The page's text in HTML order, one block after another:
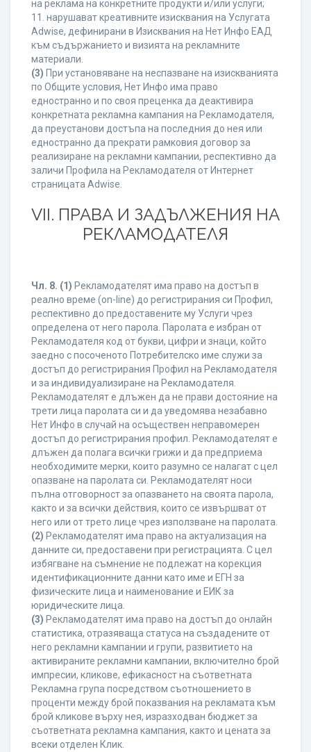
на реклама на конкретните продукти и/или услуги;
11. нарушават креативните изисквания на Услугата
Adwise, дефинирани в Изисквания на Нет Инфо ЕАД
към съдържанието и визията на рекламните
материали.
(3) При установяване на неспазване на изискванията
по Общите условия, Нет Инфо има право
едностранно и по своя преценка да деактивира
конкретната рекламна кампания на Рекламодателя,
да преустанови достъпа на последния до нея или
едностранно да прекрати рамковия договор за
реализиране на рекламни кампании, респективно да
заличи Профила на Рекламодателя от Интернет
страницата Adwise.
VII. ПРАВА И ЗАДЪЛЖЕНИЯ НА
РЕКЛАМОДАТЕЛЯ
Чл. 8. (1) Рекламодателят има право на достъп в
реално време (on-line) до регистрирания си Профил,
респективно до предоставените му Услуги чрез
определена от него парола. Паролата е избран от
Рекламодателя код от букви, цифри и знаци, който
заедно с посоченото Потребителско име служи за
достъп до регистрирания Профил на Рекламодателя
и за индивидуализиране на Рекламодателя.
Рекламодателят е длъжен да не прави достояние на
трети лица паролата си и да уведомява незабавно
Нет Инфо в случай на осъществен неправомерен
достъп до регистрирания профил. Рекламодателят е
длъжен да полага всички грижи и да предприема
необходимите мерки, които разумно се налагат с цел
опазване на паролата си. Рекламодателят носи
пълна отговорност за опазването на своята парола,
както и за всички действия, които се извършват от
него или от трето лице чрез използване на паролата.
(2) Рекламодателят има право на актуализация на
данните си, предоставени при регистрацията. С цел
избягване на съмнение не подлежат на корекция
идентификационните данни като име и ЕГН за
физическите лица и наименование и ЕИК за
юридическите лица.
(3) Рекламодателят има право на достъп до онлайн
статистика, отразяваща статуса на създадените от
него рекламни кампании и групи, развитието на
активираните рекламни кампании, включително брой
импресии, кликове, ефикасност на съответната
Рекламна група посредством съотношението в
проценти между брой показвания на рекламата към
брой кликове върху нея, изразходван бюджет за
съответната рекламна кампания, както и цената за
всеки отделен Клик.